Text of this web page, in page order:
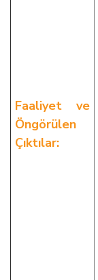
Faaliyet ve
Öngörülen
Çıktılar: